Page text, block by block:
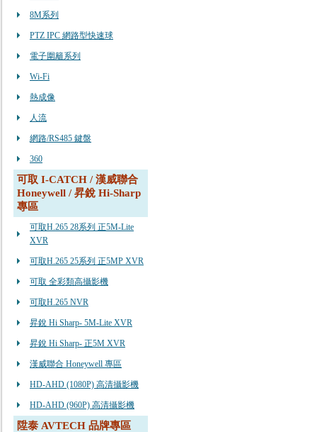
8M系列
PTZ IPC 網路型快速球
電子圍籬系列
Wi-Fi
熱成像
人流
網路/RS485 鍵盤
360
可取 I-CATCH / 漢威聯合
Honeywell / 昇銳 Hi-Sharp
專區
可取H.265 28系列 正5M-Lite
XVR
可取H.265 25系列 正5MP XVR
可取 全彩類高攝影機
可取H.265 NVR
昇銳 Hi Sharp- 5M-Lite XVR
昇銳 Hi Sharp- 正5M XVR
漢威聯合 Honeywell 專區
HD-AHD (1080P) 高清攝影機
HD-AHD (960P) 高清攝影機
陞泰 AVTECH 品牌專區